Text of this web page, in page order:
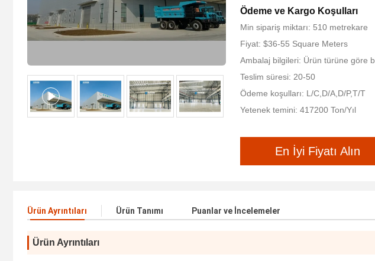
Ödeme ve Kargo Koşulları
Min sipariş miktarı: 510 metrekare
Fiyat: $36-55 Square Meters
Ambalaj bilgileri: Ürün türüne göre
Teslim süresi: 20-50
Ödeme koşulları: L/C,D/A,D/P,T/T
Yetenek temini: 417200 Ton/Yıl
En İyi Fiyatı Alın
Ürün Ayrıntıları Ürün Tanımı Puanlar ve İncelemeler
Ürün Ayrıntıları